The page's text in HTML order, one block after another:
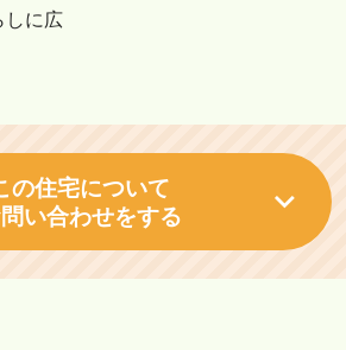
しに広
の住宅について
い合わせをする